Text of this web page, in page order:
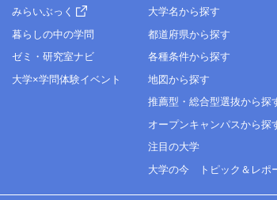
みらいぶっく
暮らしの中の学問
ゼミ・研究室ナビ
大学×学問体験イベント
大学名から探す
都道府県から探す
各種条件から探す
地図から探す
推薦型・総合型選抜から探
オープンキャンパスから探
注目の大学
大学の今 トピック＆レポ